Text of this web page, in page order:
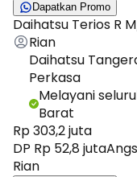
Dapatkan Promo
Daihatsu Terios R
Rian
Daihatsu
Perkasa
Melayani
Barat
Rp 303,2 juta
DP Rp 52,8 juta
Rian